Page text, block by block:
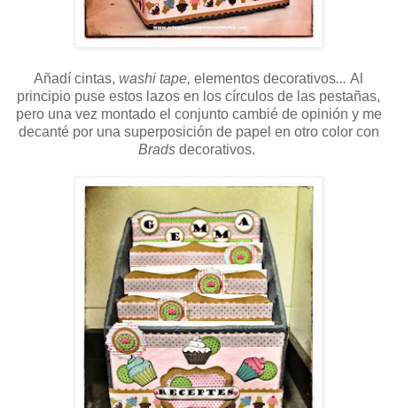
Añadí cintas, washi tape, elementos decorativos... Al
principio puse estos lazos en los círculos de las pestañas,
pero una vez montado el conjunto cambié de opinión y me
decanté por una superposición de papel en otro color con
Brads decorativos.